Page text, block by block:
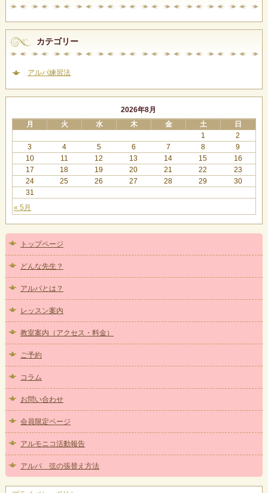
カテゴリー
アルパ練習法
2026年8月
月
火 水 木 金 土 日
« 5月
1
2
3
4 5 6 7 8
9
10
11 12 13 14 15
16
17
18 19 20 21 22
23
24
25 26 27 28 29
30
31
トップページ
どんな先生？
アルパとは？
レッスン案内
教室案内（アクセス・料金）
ご予約
コラム
お問い合わせ
会員限定ページ
アルモニコ活動報告
アルパ 弦の張替え方法